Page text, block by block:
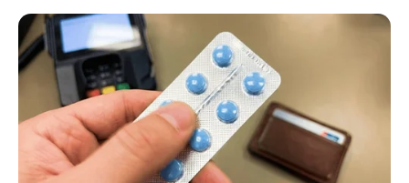
content
Friday, August 7, 2026
Gazeta Sport Ekspres, gjithçka online